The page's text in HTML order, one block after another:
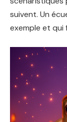
suivent. Un
exemple et qui